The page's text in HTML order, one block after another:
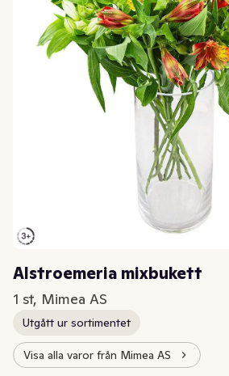
Alstroemeria mixbukett
1 st, Mimea AS
Utgått ur sortimentet
Visa alla varor från Mimea AS